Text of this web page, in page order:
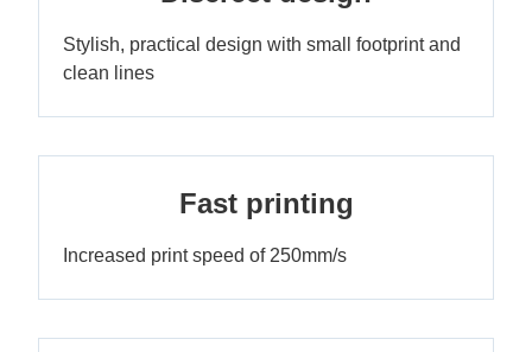
Stylish, practical design with small footprint and
clean lines
Fast printing
Increased print speed of 250mm/s